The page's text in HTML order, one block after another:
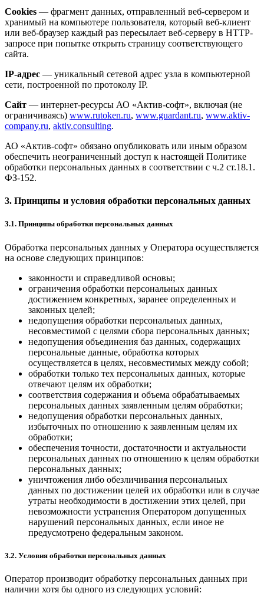
Cookies — фрагмент данных, отправленный веб-сервером и
хранимый на компьютере пользователя, который веб-клиент
или веб-браузер каждый раз пересылает веб-серверу в HTTP-
запросе при попытке открыть страницу соответствующего
сайта.
IP-адрес — уникальный сетевой адрес узла в компьютерной
сети, построенной по протоколу IP.
Сайт — интернет-ресурсы АО «Актив-софт», включая (не
ограничиваясь) www.rutoken.ru, www.guardant.ru, www.aktiv-
company.ru, aktiv.consulting.
АО «Актив-софт» обязано опубликовать или иным образом
обеспечить неограниченный доступ к настоящей Политике
обработки персональных данных в соответствии с ч.2 ст.18.1.
ФЗ-152.
3. Принципы и условия обработки персональных данных
3.1. Принципы обработки персональных данных
Обработка персональных данных у Оператора осуществляется
на основе следующих принципов:
законности и справедливой основы;
ограничения обработки персональных данных
достижением конкретных, заранее определенных и
законных целей;
недопущения обработки персональных данных,
несовместимой с целями сбора персональных данных;
недопущения объединения баз данных, содержащих
персональные данные, обработка которых
осуществляется в целях, несовместимых между собой;
обработки только тех персональных данных, которые
отвечают целям их обработки;
соответствия содержания и объема обрабатываемых
персональных данных заявленным целям обработки;
недопущения обработки персональных данных,
избыточных по отношению к заявленным целям их
обработки;
обеспечения точности, достаточности и актуальности
персональных данных по отношению к целям обработки
персональных данных;
уничтожения либо обезличивания персональных
данных по достижении целей их обработки или в случае
утраты необходимости в достижении этих целей, при
невозможности устранения Оператором допущенных
нарушений персональных данных, если иное не
предусмотрено федеральным законом.
3.2. Условия обработки персональных данных
Оператор производит обработку персональных данных при
наличии хотя бы одного из следующих условий: